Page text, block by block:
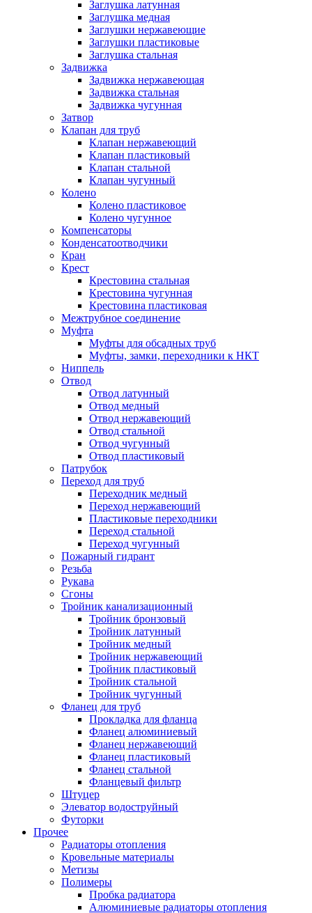
Заглушка латунная
Заглушка медная
Заглушки нержавеющие
Заглушки пластиковые
Заглушка стальная
Задвижка
Задвижка нержавеющая
Задвижка стальная
Задвижка чугунная
Затвор
Клапан для труб
Клапан нержавеющий
Клапан пластиковый
Клапан стальной
Клапан чугунный
Колено
Колено пластиковое
Колено чугунное
Компенсаторы
Конденсатоотводчики
Кран
Крест
Крестовина стальная
Крестовина чугунная
Крестовина пластиковая
Межтрубное соединение
Муфта
Муфты для обсадных труб
Муфты, замки, переходники к НКТ
Ниппель
Отвод
Отвод латунный
Отвод медный
Отвод нержавеющий
Отвод стальной
Отвод чугунный
Отвод пластиковый
Патрубок
Переход для труб
Переходник медный
Переход нержавеющий
Пластиковые переходники
Переход стальной
Переход чугунный
Пожарный гидрант
Резьба
Рукава
Сгоны
Тройник канализационный
Тройник бронзовый
Тройник латунный
Тройник медный
Тройник нержавеющий
Тройник пластиковый
Тройник стальной
Тройник чугунный
Фланец для труб
Прокладка для фланца
Фланец алюминиевый
Фланец нержавеющий
Фланец пластиковый
Фланец стальной
Фланцевый фильтр
Штуцер
Элеватор водоструйный
Футорки
Прочее
Радиаторы отопления
Кровельные материалы
Метизы
Полимеры
Пробка радиатора
Алюминиевые радиаторы отопления